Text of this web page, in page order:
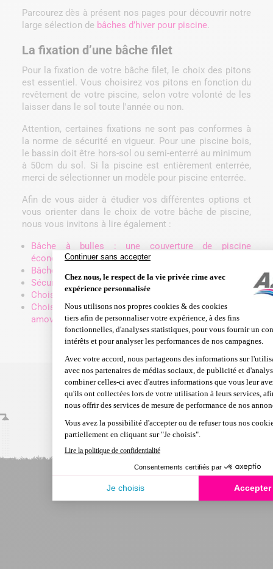
Parcourez dès à présent nos pages pour découvrir notre
large sélection de bâches d’hiver pour piscine.
La fixation d’une bâche filet
Pour la fixation de votre bâche filet, le choix des pitons
est essentiel. Vous choisirez vos pitons en fonction du
revêtement de votre piscine, selon votre volonté de les
laisser dans le sol toute l'année ou non.
Attention, certaines fixations ne sont pas conformes à
la norme de sécurité en vigueur. Pour une piscine bois,
le bassin doit être hors-sol ou semi-enterré au minimum
à 50cm du sol. Si la piscine est entièrement enterrée,
merci de sélectionner un modèle pour piscine enterrée.
Afin de vous aider à étudier vos différentes options et
vous orienter dans le choix de votre bâche de piscine,
nous vous invitons à lire également :
Bâche à bulles : une couverture de piscine
économique
Bâche opaque de piscine : avantages et inconvénients
Sécurisez votre piscine avec une bâche à barres
Choisir un volet roulant adapté à sa piscine
Choisir son abri de piscine : bas, haut, fixe ou
amovible ?